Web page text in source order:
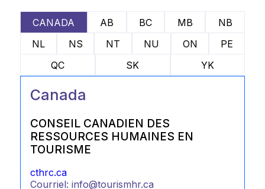
CANADA AB BC MB
NB
NL
NS NT NU ON
PE
QC
SK YK
Canada
CONSEIL CANADIEN DES
RESSOURCES HUMAINES EN
TOURISME
cthrc.ca
Courriel: info@tourismhr.ca